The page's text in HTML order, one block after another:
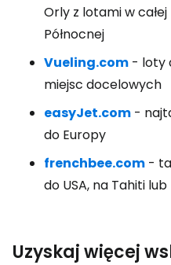
Orly z lotami w
Północnej
Vueling.com - loty
miejsc docelowych
easyJet.com -
do Europy
frenchbee.com -
do USA, na Tahiti lub
Uzyskaj więcej